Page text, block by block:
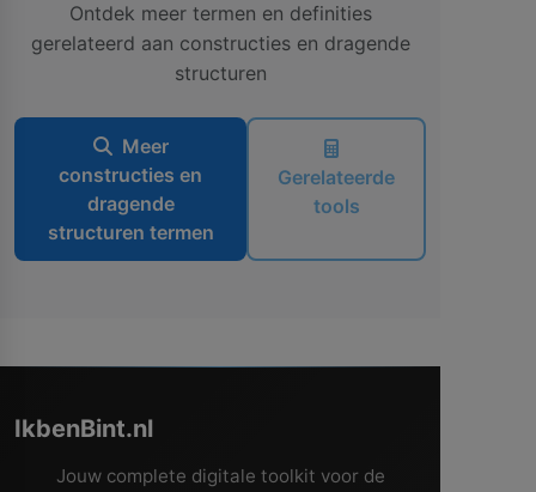
Ontdek meer termen en definities
gerelateerd aan constructies en dragende
structuren
Meer
constructies en
dragende
structuren termen
Gerelateerde
tools
IkbenBint.nl
Jouw complete digitale toolkit voor de